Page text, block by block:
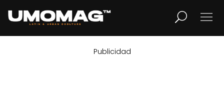
LIFESTYLE
Publicidad